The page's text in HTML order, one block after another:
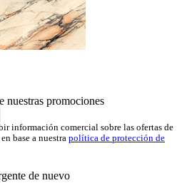
nuestras promociones
información comercial sobre las ofertas de
base a nuestra política de protección de
de nuevo